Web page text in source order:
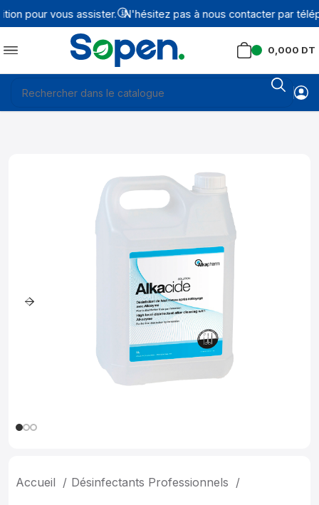
pour vous assister. N'hésitez pas à nous contacter par
0,000 DT
Accueil Désinfectants Professionnels